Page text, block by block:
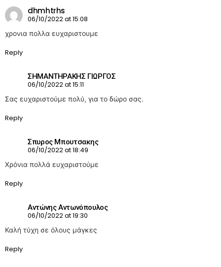
dhmhtrhs
06/10/2022 at 15:08
χρονια πολλα ευχαριστουμε
Reply
ΣΗΜΑΝΤΗΡΑΚΗΣ ΓΙΩΡΓΟΣ
06/10/2022 at 15:11
Σας ευχαριστούμε πολύ, για το δώρο σας.
Reply
Σπυρος Μπουτσακης
06/10/2022 at 18:49
Χρόνια πολλά ευχαριστούμε
Reply
Αντώνης Αντωνόπουλος
06/10/2022 at 19:30
Καλή τύχη σε όλους μάγκες
Reply